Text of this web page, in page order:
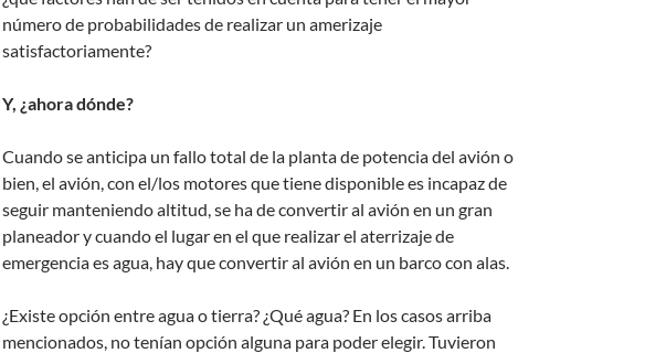
número de probabilidades de realizar un amerizaje
satisfactoriamente?
Y, ¿ahora dónde?
Cuando se anticipa un fallo total de la planta de potencia del avión o
bien, el avión, con el/los motores que tiene disponible es incapaz de
seguir manteniendo altitud, se ha de convertir al avión en un gran
planeador y cuando el lugar en el que realizar el aterrizaje de
emergencia es agua, hay que convertir al avión en un barco con alas.
¿Existe opción entre agua o tierra? ¿Qué agua? En los casos arriba
mencionados, no tenían opción alguna para poder elegir. Tuvieron